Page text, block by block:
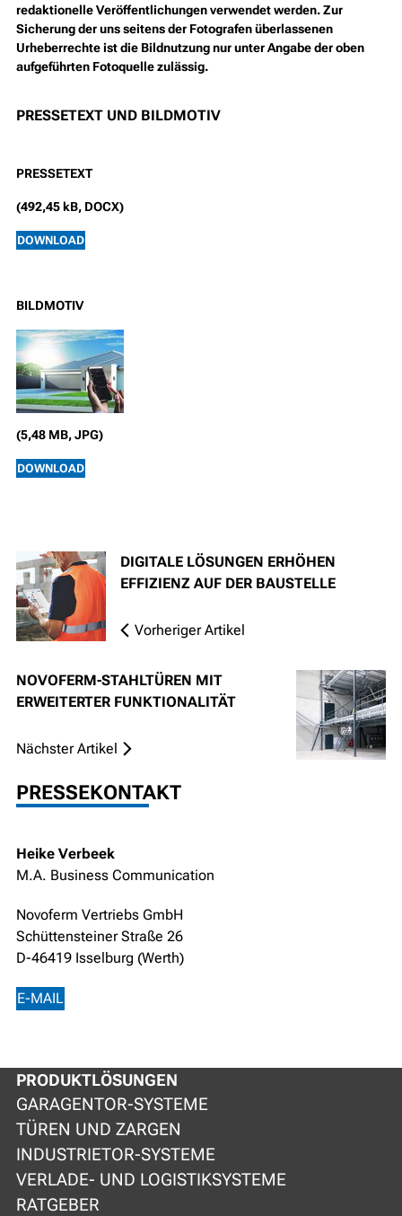
redaktionelle Veröffentlichungen verwendet werden. Zur
Sicherung der uns seitens der Fotografen überlassenen
Urheberrechte ist die Bildnutzung nur unter Angabe der oben
aufgeführten Fotoquelle zulässig.
PRESSETEXT UND BILDMOTIV
PRESSETEXT
(492,45 kB, DOCX)
DOWNLOAD
BILDMOTIV
(5,48 MB, JPG)
DOWNLOAD
DIGITALE LÖSUNGEN ERHÖHEN
EFFIZIENZ AUF DER BAUSTELLE
Vorheriger Artikel
NOVOFERM-STAHLTÜREN MIT
ERWEITERTER FUNKTIONALITÄT
Nächster Artikel
PRESSEKONTAKT
Heike Verbeek
M.A. Business Communication
Novoferm Vertriebs GmbH
Schüttensteiner Straße 26
D-46419 Isselburg (Werth)
E-MAIL
PRODUKTLÖSUNGEN
GARAGENTOR-SYSTEME
TÜREN UND ZARGEN
INDUSTRIETOR-SYSTEME
VERLADE- UND LOGISTIKSYSTEME
RATGEBER